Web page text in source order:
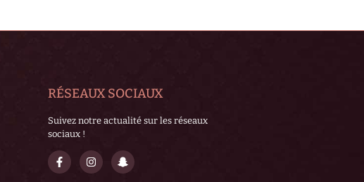
RÉSEAUX SOCIAUX
Suivez notre actualité sur les réseaux
sociaux !